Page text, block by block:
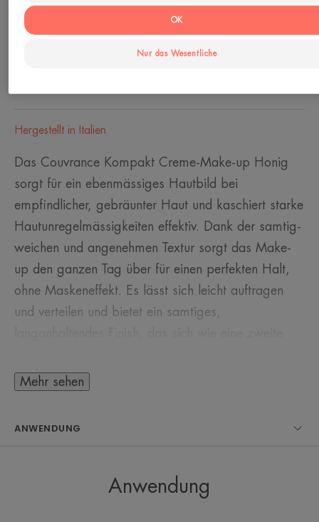
Haut
Hergestellt in Italien
Das Couvrance Kompakt Creme-Make-up Honig
sorgt für ein ebenmässiges Hautbild bei
empfindlicher, gebräunter Haut und kaschiert starke
Hautunregelmässigkeiten effektiv. Dank der samtig-
weichen und angenehmen Textur sorgt das Make-
up den ganzen Tag über für einen perfekten Halt,
ohne Maskeneffekt. Es lässt sich leicht auftragen
und verteilen und bietet ein samtiges,
konservierungsstofffreie, reichhaltige Kompakt
mit SPF 30 vor UV-Strahlen geschützt. Wasser-,
Mehr sehen
ANWENDUNG
Anwendung
Nur das Wesentliche
OK